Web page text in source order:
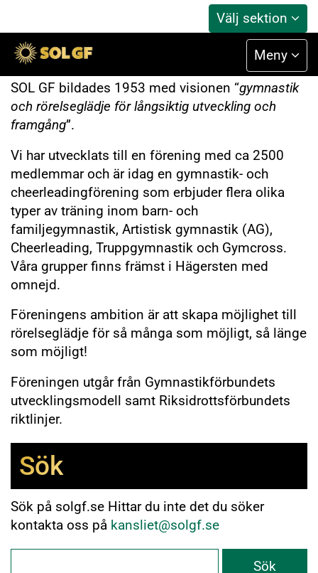
Välj sektion
Meny
Om SOL GF
SOL GF bildades 1953 med visionen “gymnastik
och rörelseglädje för långsiktig utveckling och
framgång”.
Vi har utvecklats till en förening med ca 2500
medlemmar och är idag en gymnastik- och
cheerleadingförening som erbjuder flera olika
typer av träning inom barn- och
familjegymnastik, Artistisk gymnastik (AG),
Cheerleading, Truppgymnastik och Gymcross.
Våra grupper finns främst i Hägersten med
omnejd.
Föreningens ambition är att skapa möjlighet till
rörelseglädje för så många som möjligt, så länge
som möjligt!
Föreningen utgår från Gymnastikförbundets
utvecklingsmodell samt Riksidrottsförbundets
riktlinjer.
Sök
Sök på solgf.se Hittar du inte det du söker
kontakta oss på kansliet@solgf.se